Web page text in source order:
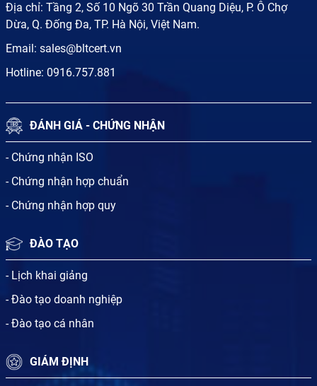
Địa chỉ: Tầng 2, Số 10 Ngõ 30 Trần Quang Diệu, P. Ô Chợ
Dừa, Q. Đống Đa, TP. Hà Nội, Việt Nam.
Email: sales@bltcert.vn
Hotline: 0916.757.881
ĐÁNH GIÁ - CHỨNG NHẬN
- Chứng nhận ISO
- Chứng nhận hợp chuẩn
- Chứng nhận hợp quy
ĐÀO TẠO
- Lịch khai giảng
- Đào tạo doanh nghiệp
- Đào tạo cá nhân
GIÁM ĐỊNH